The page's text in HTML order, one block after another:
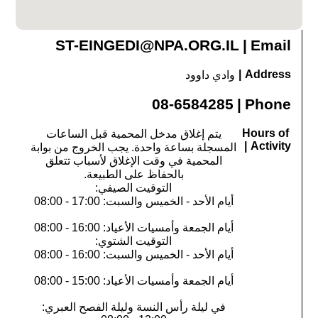
Email
|
ST-EINGEDI@NPA.ORG.IL
Address وادي داوود
Phone
|
‎08-6584285
Hours of
Activity
يتم إغلاق مدخل المحمية قبل الساعات
المسجلة بساعة واحدة. يجب الخروج من بوابة
المحمية في وقت الإغلاق لأسباب تتعلق
بالحفاظ على الطبيعة.
التوقيت الصيفي:
أيام الأحد - الخميس والسبت: 17:00 - 08:00
أيام الجمعة وأمسيات الأعياد: 16:00 - 08:00
التوقيت الشتوي:
أيام الأحد - الخميس والسبت: 16:00 - 08:00
أيام الجمعة وأمسيات الأعياد: 15:00 - 08:00
في ليلة رأس النسة وليلة الفصح العبري: